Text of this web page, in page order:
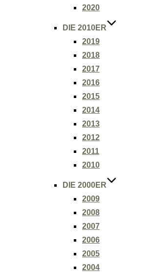
2020
DIE 2010ER
2019
2018
2017
2016
2015
2014
2013
2012
2011
2010
DIE 2000ER
2009
2008
2007
2006
2005
2004